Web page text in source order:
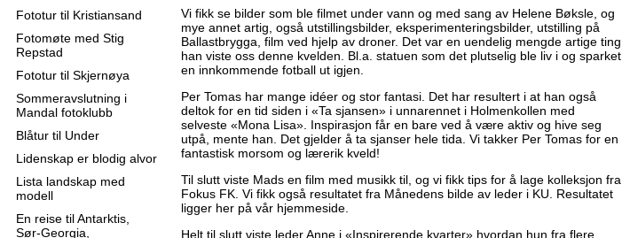
Fototur til Kristiansand
Fotomøte med Stig
Repstad
Fototur til Skjernøya
Sommeravslutning i
Mandal fotoklubb
Blåtur til Under
Lidenskap er blodig alvor
Lista landskap med
modell
En reise til Antarktis,
Sør-Georgia,
Vi fikk se bilder som ble filmet under vann og med sang av Helene Bøksle, og
mye annet artig, også utstillingsbilder, eksperimenteringsbilder, utstilling på
Ballastbrygga, film ved hjelp av droner. Det var en uendelig mengde artige ting
han viste oss denne kvelden. Bl.a. statuen som det plutselig ble liv i og sparket
en innkommende fotball ut igjen.
Per Tomas har mange idéer og stor fantasi. Det har resultert i at han også
deltok for en tid siden i «Ta sjansen» i unnarennet i Holmenkollen med
selveste «Mona Lisa». Inspirasjon får en bare ved å være aktiv og hive seg
utpå, mente han. Det gjelder å ta sjanser hele tida. Vi takker Per Tomas for en
fantastisk morsom og lærerik kveld!
Til slutt viste Mads en film med musikk til, og vi fikk tips for å lage kolleksjon fra
Fokus FK. Vi fikk også resultatet fra Månedens bilde av leder i KU. Resultatet
ligger her på vår hjemmeside.
Helt til slutt viste leder Anne i «Inspirerende kvarter» hvordan hun fra flere